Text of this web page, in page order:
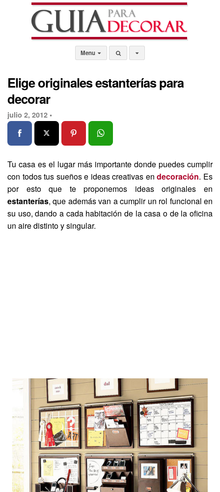
Menu
Elige originales estanterías para
decorar
julio 2, 2012 •
Tu casa es el lugar más importante donde puedes cumplir
con todos tus sueños e ideas creativas endecoración. Es
por esto que te proponemos ideas originales en
estanterías, que además van a cumplir un rol funcional en
su uso, dando a cada habitación de la casa o de la oficina
un aire distinto y singular.